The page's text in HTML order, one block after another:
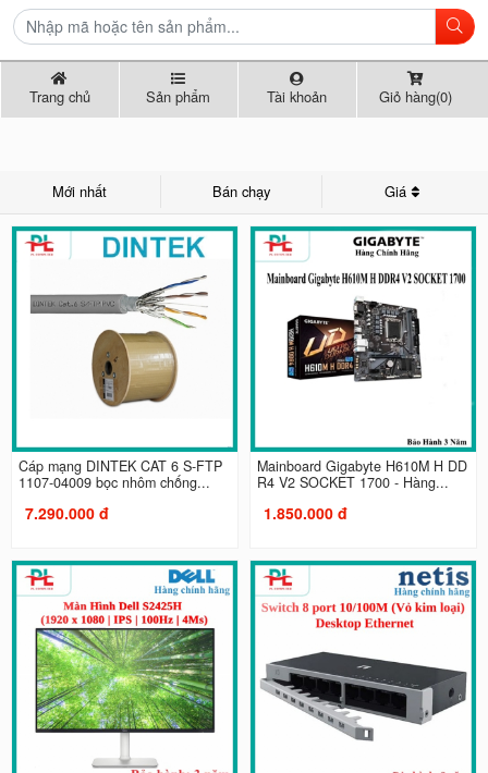
Trang chủ Sản phẩm Tài khoản Giỏ hàng(0)
Mới nhất Bán chạy Giá
Cáp mạng DINTEK CAT 6 S-FTP
1107-04009 bọc nhôm chống...
7.290.000 đ
Mainboard Gigabyte H610M H DD
R4 V2 SOCKET 1700 - Hàng...
1.850.000 đ